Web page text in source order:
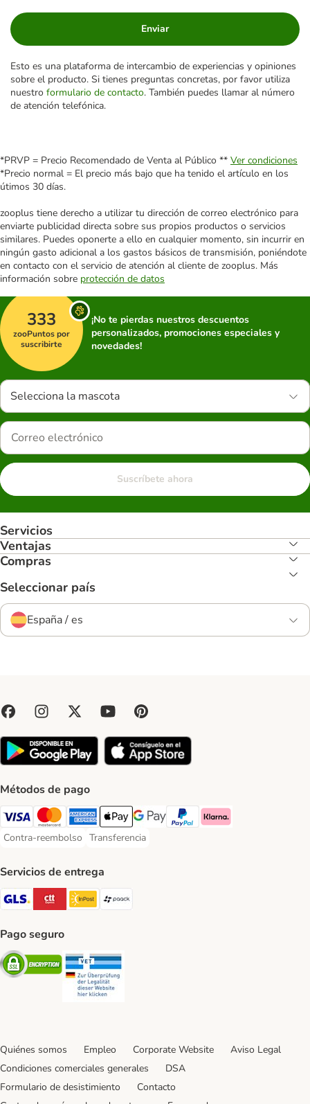
Enviar
Esto es una plataforma de intercambio de experiencias y opiniones
sobre el producto. Si tienes preguntas concretas, por favor utiliza
nuestro formulario de contacto. También puedes llamar al número
de atención telefónica.
*PRVP = Precio Recomendado de Venta al Público ** Ver condiciones
*Precio normal = El precio más bajo que ha tenido el artículo en los
útimos 30 días.
zooplus tiene derecho a utilizar tu dirección de correo electrónico para
enviarte publicidad directa sobre sus propios productos o servicios
similares. Puedes oponerte a ello en cualquier momento, sin incurrir en
ningún gasto adicional a los gastos básicos de transmisión, poniéndote
en contacto con el servicio de atención al cliente de zooplus. Más
información sobre protección de datos
333
zooPuntos por
suscribirte
¡No te pierdas nuestros descuentos
personalizados, promociones especiales y
novedades!
Selecciona la mascota
Suscríbete ahora
Servicios
Ventajas
Compras
Seleccionar país
España / es
Métodos de pago
Visa Payment Method
Mastercard Payment Method
American Express Payment Method
Apple Pay Payment Method
Google Pay Payment Method
PayPal Payment Method
Klarna Payment Method
Contra-reembolso
Contra-reembolso Payment Method
Transferencia
Transferencia Payment Method
Servicios de entrega
GLS Shipping Method
CTTExpress Shipping Method
InPost Shipping Method
Pago seguro
Security
Quiénes somos Empleo Corporate Website
Aviso Legal
Condiciones comerciales generales
DSA
Formulario de desistimiento
Contacto